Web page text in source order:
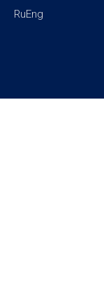
RuEng